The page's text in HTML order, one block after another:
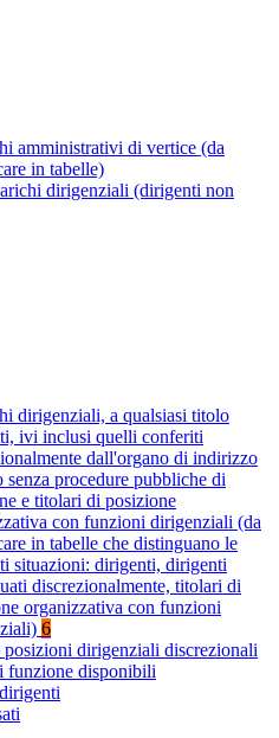
amministrativi di vertice (da
in tabelle)
dirigenziali (dirigenti non
dirigenziali, a qualsiasi titolo
ivi inclusi quelli conferiti
dall'organo di indirizzo
senza procedure pubbliche di
e titolari di posizione
con funzioni dirigenziali (da
in tabelle che distinguano le
situazioni: dirigenti, dirigenti
discrezionalmente, titolari di
organizzativa con funzioni
6
posizioni dirigenziali discrezionali
funzione disponibili